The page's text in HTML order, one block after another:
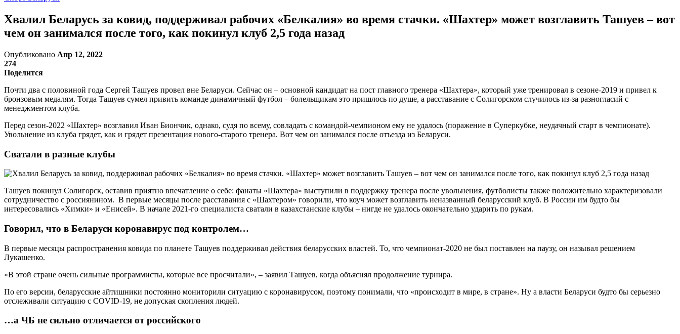
Хвалил Беларусь за ковид, поддерживал рабочих «Белкалия» во время стачки. «Шахтер» может возглавить Ташуев – вот
чем он занимался после того, как покинул клуб 2,5 года назад
Опубликовано Апр 12, 2022
274
Поделится
Почти два с половиной года Сергей Ташуев провел вне Беларуси. Сейчас он – основной кандидат на пост главного тренера «Шахтера», который уже тренировал в сезоне-2019 и привел к
бронзовым медалям. Тогда Ташуев сумел привить команде динамичный футбол – болельщикам это пришлось по душе, а расставание с Солигорском случилось из-за разногласий с
менеджментом клуба.
Перед сезон-2022 «Шахтер» возглавил Иван Биончик, однако, судя по всему, совладать с командой-чемпионом ему не удалось (поражение в Суперкубке, неудачный старт в чемпионате).
Увольнение из клуба грядет, как и грядет презентация нового-старого тренера. Вот чем он занимался после отъезда из Беларуси.
Сватали в разные клубы
Ташуев покинул Солигорск, оставив приятно впечатление о себе: фанаты «Шахтера» выступили в поддержку тренера после увольнения, футболисты также положительно характеризовали
сотрудничество с россиянином. В первые месяцы после расставания с «Шахтером» говорили, что коуч может возглавить неназванный беларусский клуб. В России им будто бы
интересовались «Химки» и «Енисей». В начале 2021-го специалиста сватали в казахстанские клубы – нигде не удалось окончательно ударить по рукам.
Говорил, что в Беларуси коронавирус под контролем…
В первые месяцы распространения ковида по планете Ташуев поддерживал действия беларусских властей. То, что чемпионат-2020 не был поставлен на паузу, он называл решением
Лукашенко.
«В этой стране очень сильные программисты, которые все просчитали», – заявил Ташуев, когда объяснял продолжение турнира.
По его версии, беларусские айтишники постоянно мониторили ситуацию с коронавирусом, поэтому понимали, что «происходит в мире, в стране». Ну а власти Беларуси будто бы серьезно
отслеживали ситуацию с COVID-19, не допуская скопления людей.
…а ЧБ не сильно отличается от российского